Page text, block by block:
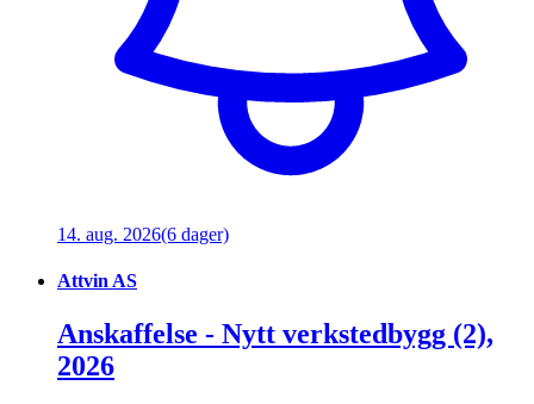
14. aug. 2026(6 dager)
Attvin AS
Anskaffelse - Nytt verkstedbygg (2),
2026